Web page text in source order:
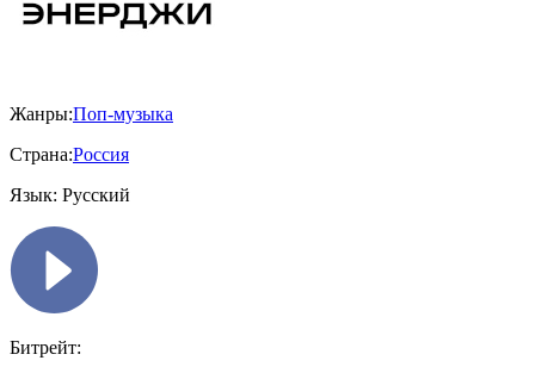
Жанры:Поп-музыка
Страна:Россия
Язык: Русский
Битрейт: